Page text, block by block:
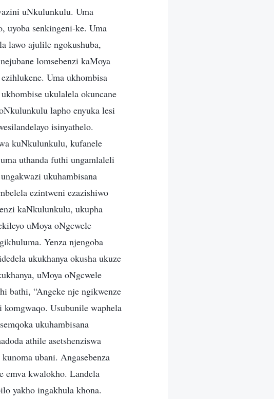
uNkulunkulu. Uma
uyoba senkingeni-ke. Uma
lawo ajulile ngokushuba,
lomsebenzi kaMoya
Uma ukhombisa
ukulalela okuncane
lapho enyuka lesi
isinyathelo.
kuNkulunkulu, kufanele
uthanda futhi ungamlaleli
ukuhambisana
ezintweni ezazishiwo
kaNkulunkulu, ukupha
uMoya oNgcwele
Yenza njengoba
ukukhanya okusha ukuze
uMoya oNgcwele
bathi, “Angeke nje ngikwenze
Usubunile waphela
ukuhambisana
athile asetshenziswa
ubani. Angasebenza
emva kwalokho. Landela
yakho ingakhula khona.